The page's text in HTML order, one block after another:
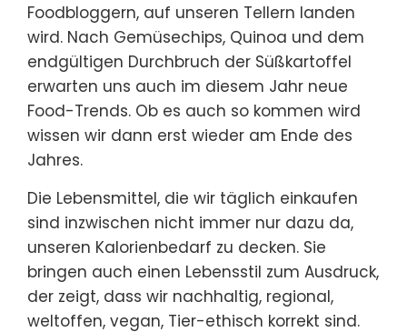
Foodbloggern, auf unseren Tellern landen
wird. Nach Gemüsechips, Quinoa und dem
endgültigen Durchbruch der Süßkartoffel
erwarten uns auch im diesem Jahr neue
Food-Trends. Ob es auch so kommen wird
wissen wir dann erst wieder am Ende des
Jahres.
Die Lebensmittel, die wir täglich einkaufen
sind inzwischen nicht immer nur dazu da,
unseren Kalorienbedarf zu decken. Sie
bringen auch einen Lebensstil zum Ausdruck,
der zeigt, dass wir nachhaltig, regional,
weltoffen, vegan, Tier-ethisch korrekt sind.